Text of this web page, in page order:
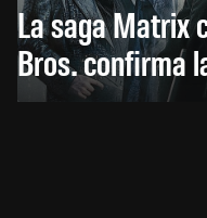
La saga Matrix
Bros. confirma